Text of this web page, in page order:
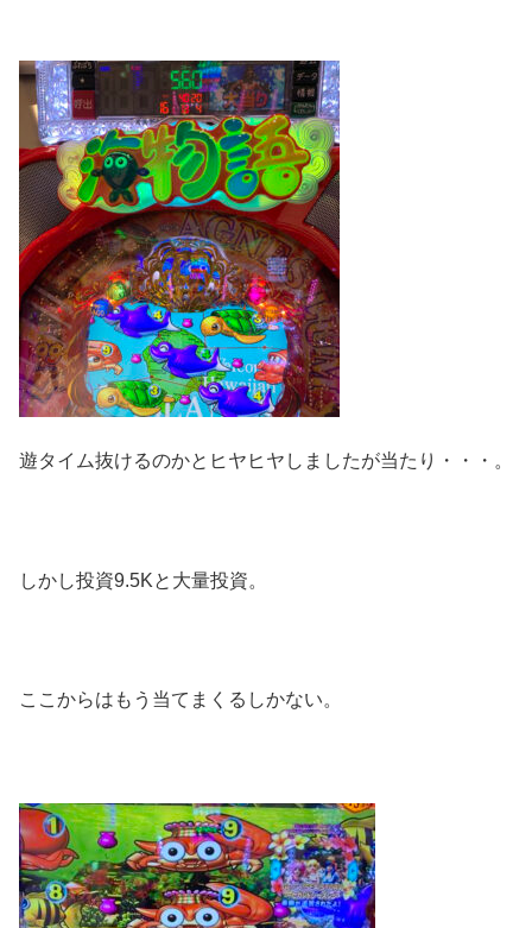
遊タイム抜けるのかとヒヤヒヤしましたが当たり・・・。
しかし投資9.5Kと大量投資。
ここからはもう当てまくるしかない。